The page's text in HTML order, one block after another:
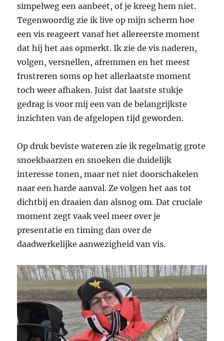
simpelweg een aanbeet, of je kreeg hem niet.
Tegenwoordig zie ik live op mijn scherm hoe
een vis reageert vanaf het allereerste moment
dat hij het aas opmerkt. Ik zie de vis naderen,
volgen, versnellen, afremmen en het meest
frustreren soms op het allerlaatste moment
toch weer afhaken. Juist dat laatste stukje
gedrag is voor mij een van de belangrijkste
inzichten van de afgelopen tijd geworden.
Op druk beviste wateren zie ik regelmatig grote
snoekbaarzen en snoeken die duidelijk
interesse tonen, maar net niet doorschakelen
naar een harde aanval. Ze volgen het aas tot
dichtbij en draaien dan alsnog om. Dat cruciale
moment zegt vaak veel meer over je
presentatie en timing dan over de
daadwerkelijke aanwezigheid van vis.